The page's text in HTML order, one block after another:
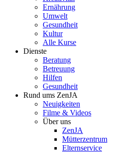
Ernährung
Umwelt
Gesundheit
Kultur
Alle Kurse
Dienste
Beratung
Betreuung
Hilfen
Gesundheit
Rund ums ZenJA
Neuigkeiten
Filme & Videos
Über uns
ZenJA
Mütterzentrum
Elternservice